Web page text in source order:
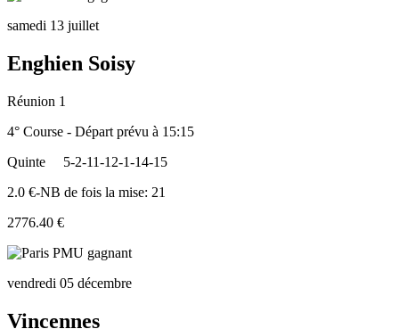
samedi 13 juillet
Enghien Soisy
Réunion 1
4° Course - Départ prévu à 15:15
Quinte
5-2-11-12-1-14-15
2.0 €-NB de fois la mise: 21
2776.40 €
vendredi 05 décembre
Vincennes